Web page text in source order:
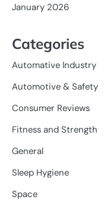
January 2026
Categories
Automative Industry
Automotive & Safety
Consumer Reviews
Fitness and Strength
General
Sleep Hygiene
Space